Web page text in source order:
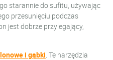
starannie do sufitu, używając
przesunięciu podczas
jest dobrze przylegający,
i gąbki. Te narzędzia